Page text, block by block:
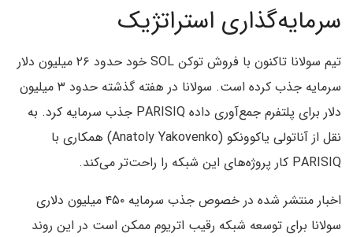
سرمایه‌گذاری استراتژیک
تیم سولانا تاکنون با فروش توکن SOL خود حدود ۲۶ میلیون دلار
سرمایه جذب کرده است. سولانا در هفته گذشته حدود ۳ میلیون
دلار برای پلتفرم جمع‌آوری داده PARISIQ جذب سرمایه کرد. به
نقل از آناتولی یاکوونکو (Anatoly Yakovenko) همکاری با
PARISIQ کار پروژه‌های این شبکه را راحت‌تر می‌کند.
اخبار منتشر شده در خصوص جذب سرمایه ۴۵۰ میلیون دلاری
سولانا برای توسعه شبکه رقیب اتریوم ممکن است در این روند